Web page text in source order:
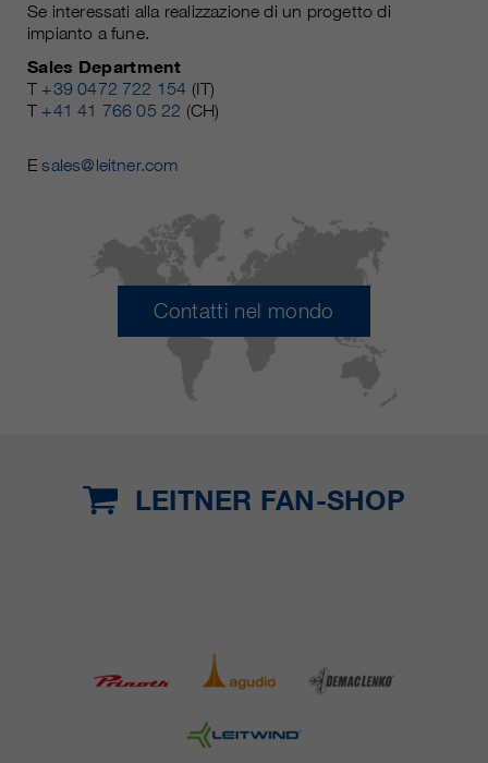
Se interessati alla realizzazione di un progetto di
impianto a fune.
Sales Department
T +39 0472 722 154 (IT)
T +41 41 766 05 22 (CH)
Esales@leitner.com
Contatti nel mondo
LEITNER FAN-SHOP